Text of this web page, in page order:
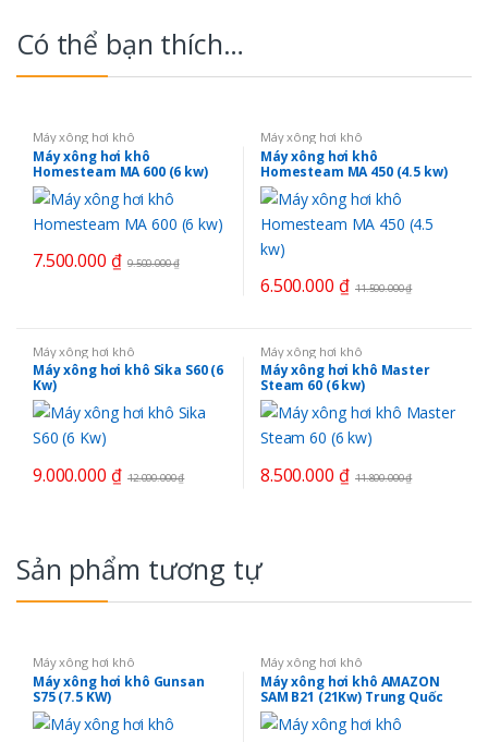
Có thể bạn thích…
Máy xông hơi khô
Máy xông hơi khô
Homesteam MA 600 (6 kw)
7.500.000 ₫ 9.500.000₫
Máy xông hơi khô
Máy xông hơi khô
Homesteam MA 450 (4.5 kw)
6.500.000 ₫ 11.500.000₫
Máy xông hơi khô
Máy xông hơi khô Sika S60 (6
Kw)
9.000.000 ₫ 12.000.000₫
Máy xông hơi khô
Máy xông hơi khô Master
Steam 60 (6 kw)
8.500.000 ₫ 11.800.000₫
Sản phẩm tương tự
Máy xông hơi khô
Máy xông hơi khô Gunsan
S75 (7.5 KW)
Máy xông hơi khô
Máy xông hơi khô AMAZON
SAM B21 (21Kw) Trung Quốc